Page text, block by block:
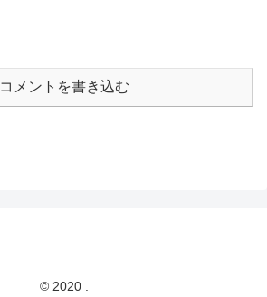
コメントを書き込む
© 2020 .